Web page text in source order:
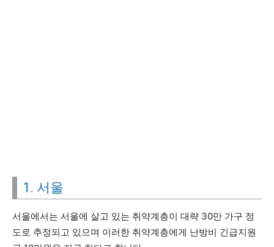
1. 서울
서울에서는 서울에 살고 있는 취약계층이 대략 30만 가구 정
도로 추정되고 있으며 이러한 취약계층에게 난방비 긴급지원